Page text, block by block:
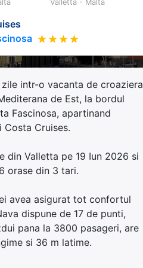
Valletta - Malta
intr-o vacanta de croaziera
de Est, la bordul
Fascinosa, apartinand
Costa Cruises.
din Valletta pe 19 Iun 2026 si
orase din 3 tari.
avea asigurat tot confortul
dispune de 17 de punti,
pana la 3800 pasageri, are
si 36 m latime.